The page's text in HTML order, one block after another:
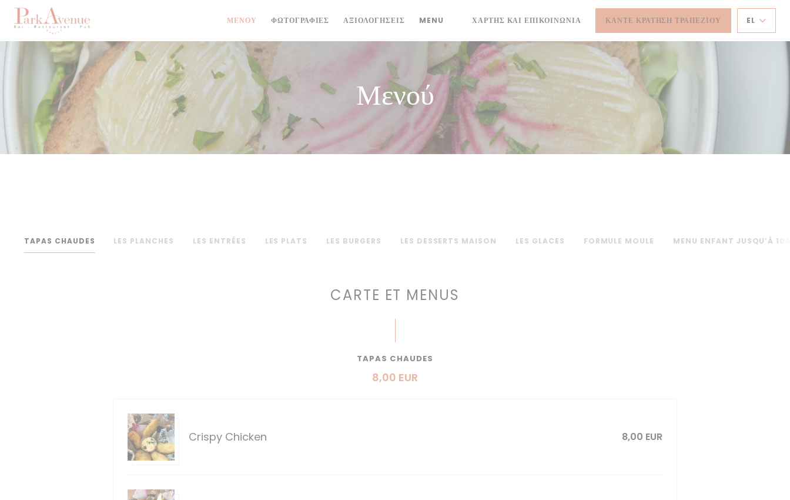
Πίνακας διαχείρισης "Μπισκότων" (Cookies)
ΜΕΝΟΎ ΦΩΤΟΓΡΑΦΊΕΣ ΑΞΙΟΛΟΓΉΣΕΙΣ MENU ((ΑΝΟΊΓΕΙ ΣΕ ΝΈΟ ΠΑΡΆΘΥΡΟ))
ΧΆΡΤΗΣ ΚΑΙ ΕΠΙΚΟΙΝΩΝΊΑ ΚΆΝΤΕ ΚΡΆΤΗΣΗ ΤΡΑΠΕΖΙΟΎ EL
Μενού
TAPAS CHAUDES LES PLANCHES LES ENTRÉES LES PLATS LES BURGERS LES DESSERTS MAISON LES GLACES FORMULE MOULE MENU ENFANT JUSQU’À
CARTE ET MENUS
TAPAS CHAUDES
8,00 EUR
Crispy Chicken 8,00 EUR